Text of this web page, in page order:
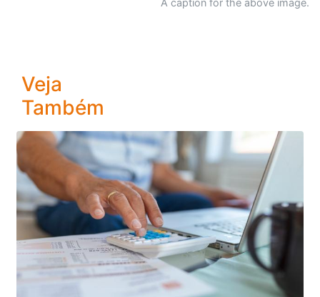
A caption for the above image.
Veja
Também